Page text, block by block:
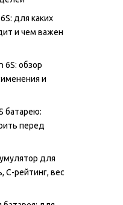
для каких
и чем важен
6S: обзор
и
батарею:
перед
для
C-рейтинг, вес